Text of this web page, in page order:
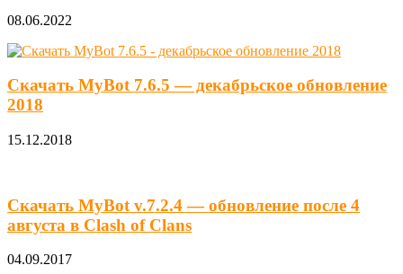
08.06.2022
Скачать MyBot 7.6.5 — декабрьское обновление
2018
15.12.2018
Скачать MyBot v.7.2.4 — обновление после 4
августа в Clash of Clans
04.09.2017